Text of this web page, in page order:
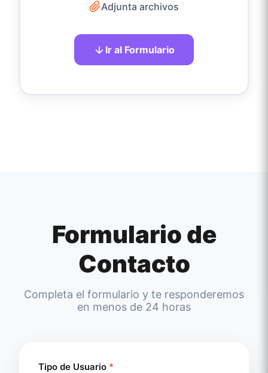
Adjunta archivos
Ir al Formulario
Formulario de
Contacto
Completa el formulario y te responderemos
en menos de 24 horas
Tipo de Usuario *